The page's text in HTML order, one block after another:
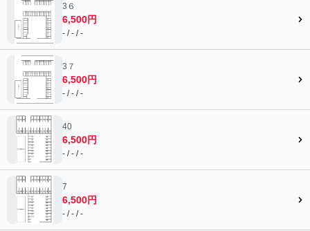
3６
6,500円
- / - / -
3７
6,500円
- / - / -
40
6,500円
- / - / -
7
6,500円
- / - / -